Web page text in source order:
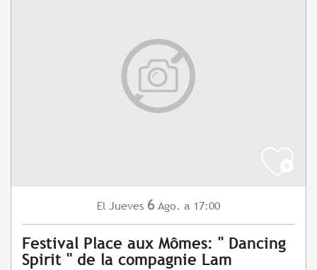
El Jueves 6 Ago. a 17:00
Festival Place aux Mômes: " Dancing
Spirit " de la compagnie Lam